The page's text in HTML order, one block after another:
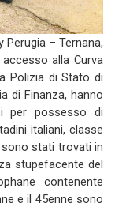
Perugia – Ternana,
alla Curva
Polizia di Stato di
di Finanza, hanno
per possesso di
italiani, classe
stati trovati in
stupefacente del
contenente
e il 45enne sono